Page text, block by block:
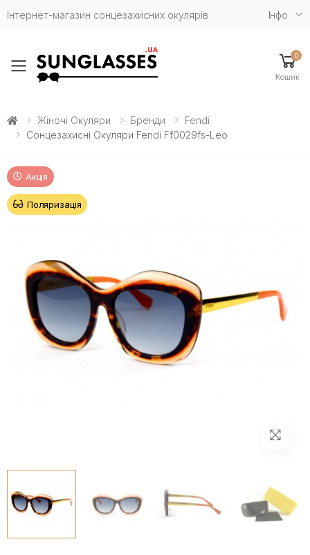
Інтернет-магазин сонцезахисних окулярів Iнфо
Toggle mobile menu
0
Кошик
Жіночі Окуляри Бренди
Fendi
Сонцезахисні Окуляри Fendi Ff0029fs-Leo
Акція
Поляризація